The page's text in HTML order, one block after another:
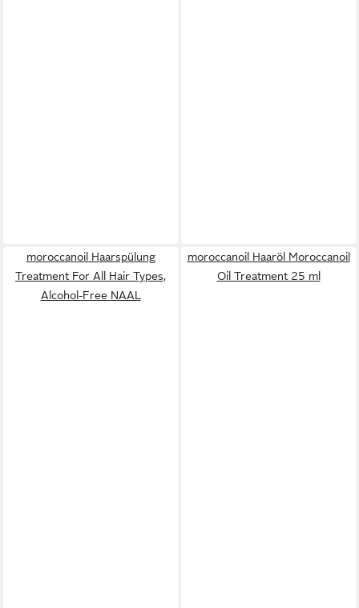
moroccanoil Haarspülung
Treatment For All Hair Types,
Alcohol-Free NAAL
moroccanoil Haaröl Moroccanoil
Oil Treatment 25 ml